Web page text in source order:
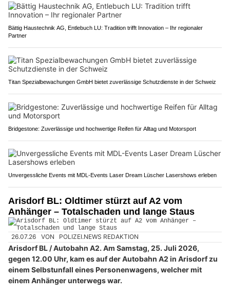
Bättig Haustechnik AG, Entlebuch LU: Tradition trifft Innovation – Ihr regionaler
Partner
Titan Spezialbewachungen GmbH bietet zuverlässige Schutzdienste in der Schweiz
Bridgestone: Zuverlässige und hochwertige Reifen für Alltag und Motorsport
Unvergessliche Events mit MDL-Events Laser Dream Lüscher Lasershows erleben
Arisdorf BL: Oldtimer stürzt auf A2 vom
Anhänger – Totalschaden und lange Staus
26.07.26 VON POLIZEI.NEWS REDAKTION
Arisdorf BL / Autobahn A2. Am Samstag, 25. Juli 2026,
gegen 12.00 Uhr, kam es auf der Autobahn A2 in Arisdorf zu
einem Selbstunfall eines Personenwagens, welcher mit
einem Anhänger unterwegs war.